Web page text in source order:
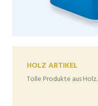
HOLZ ARTIKEL
Tolle Produkte aus Holz.